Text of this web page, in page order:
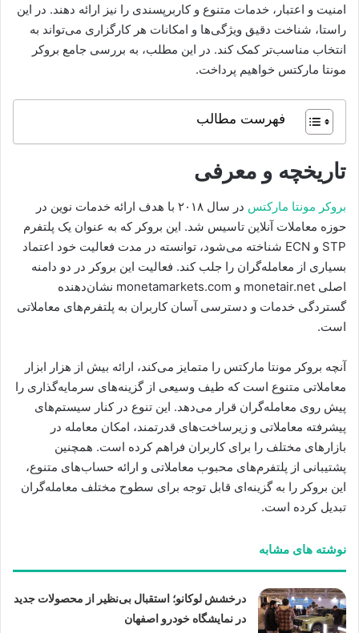
امنیت و اعتبار، خدمات متنوع و کاربرپسندی را نیز ارائه دهند. در این
راستا، شناخت دقیق ویژگی‌ها و امکانات هر کارگزاری می‌تواند به
انتخاب مناسب‌تر کمک کند. در این مطلب، به بررسی جامع بروکر
مونتا مارکتس خواهیم پرداخت.
فهرست مطالب
تاریخچه و معرفی
بروکر مونتا مارکتس
در سال ۲۰۱۸ با هدف ارائه خدمات نوین در
حوزه معاملات آنلاین تاسیس شد. این بروکر که به عنوان یک پلتفرم
STP و ECN شناخته می‌شود، توانسته در مدت فعالیت خود اعتماد
بسیاری از معامله‌گران را جلب کند. فعالیت این بروکر در دو دامنه
اصلی monetair.net و monetamarkets.com نشان‌دهنده
گستردگی خدمات و دسترسی آسان کاربران به پلتفرم‌های معاملاتی
است.
آنچه بروکر مونتا مارکتس را متمایز می‌کند، ارائه بیش از هزار ابزار
معاملاتی متنوع است که طیف وسیعی از گزینه‌های سرمایه‌گذاری را
پیش روی معامله‌گران قرار می‌دهد. این تنوع در کنار سیستم‌های
پیشرفته معاملاتی و زیرساخت‌های قدرتمند، امکان معامله در
بازارهای مختلف را برای کاربران فراهم کرده است. همچنین
پشتیبانی از پلتفرم‌های محبوب معاملاتی و ارائه حساب‌های متنوع،
این بروکر را به گزینه‌ای قابل توجه برای سطوح مختلف معامله‌گران
تبدیل کرده است.
نوشته های مشابه
درخشش لوکانو؛ استقبال بی‌نظیر از محصولات جدید
در نمایشگاه خودرو اصفهان